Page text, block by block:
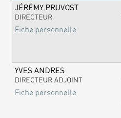
JÉRÉMY PRUVOST
DIRECTEUR
Fiche personnelle
YVES ANDRES
DIRECTEUR ADJOINT
Fiche personnelle